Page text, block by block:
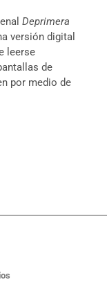
Deprimera
versión digital
leerse
de
por medio de